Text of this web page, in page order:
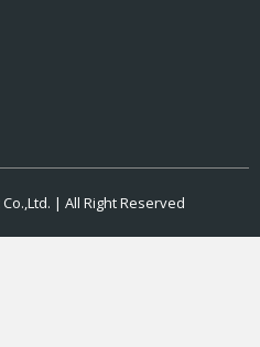
| All Right Reserved